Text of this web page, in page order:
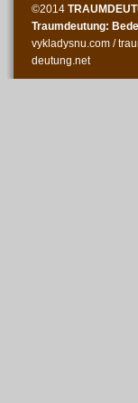
©2014
Traumdeutung:
vykladysnu.com /
deutung.net